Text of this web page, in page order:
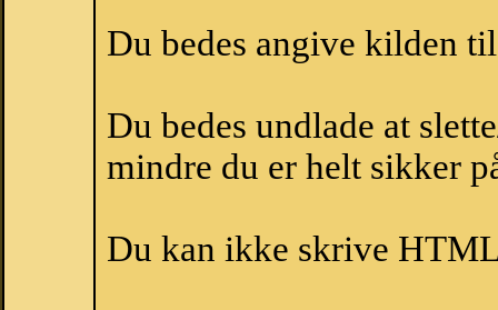
Du bedes angive kilden
Du bedes undlade at
mindre du er helt sikker
Du kan ikke skrive